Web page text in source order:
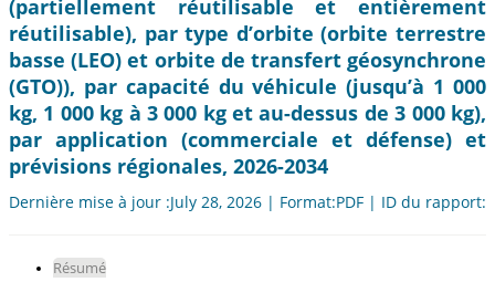
(partiellement réutilisable et entièrement
réutilisable), par type d’orbite (orbite terrestre
basse (LEO) et orbite de transfert géosynchrone
(GTO)), par capacité du véhicule (jusqu’à 1 000
kg, 1 000 kg à 3 000 kg et au-dessus de 3 000 kg),
par application (commerciale et défense) et
prévisions régionales, 2026-2034
Dernière mise à jour :July 28, 2026 | Format:PDF | ID du rapport:
Résumé